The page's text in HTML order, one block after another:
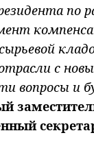
с
вопросы и